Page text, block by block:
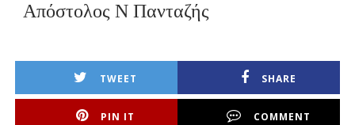
Απόστολος Ν Πανταζής
TWEET SHARE
PIN IT COMMENT